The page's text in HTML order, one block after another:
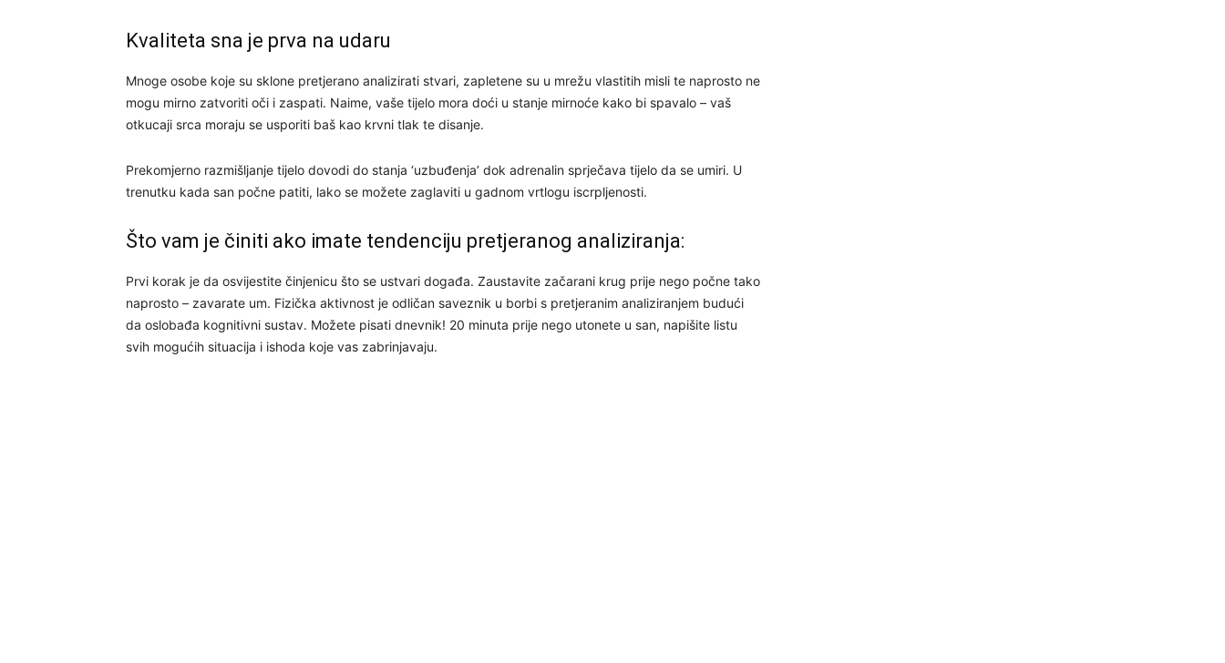
Kvaliteta sna je prva na udaru
Mnoge osobe koje su sklone pretjerano analizirati stvari, zapletene su u mrežu vlastitih misli te naprosto ne
mogu mirno zatvoriti oči i zaspati. Naime, vaše tijelo mora doći u stanje mirnoće kako bi spavalo – vaš
otkucaji srca moraju se usporiti baš kao krvni tlak te disanje.
Prekomjerno razmišljanje tijelo dovodi do stanja ‘uzbuđenja’ dok adrenalin sprječava tijelo da se umiri. U
trenutku kada san počne patiti, lako se možete zaglaviti u gadnom vrtlogu iscrpljenosti.
Što vam je činiti ako imate tendenciju pretjeranog analiziranja:
Prvi korak je da osvijestite činjenicu što se ustvari događa. Zaustavite začarani krug prije nego počne tako
naprosto – zavarate um. Fizička aktivnost je odličan saveznik u borbi s pretjeranim analiziranjem budući
da oslobađa kognitivni sustav. Možete pisati dnevnik! 20 minuta prije nego utonete u san, napišite listu
svih mogućih situacija i ishoda koje vas zabrinjavaju.